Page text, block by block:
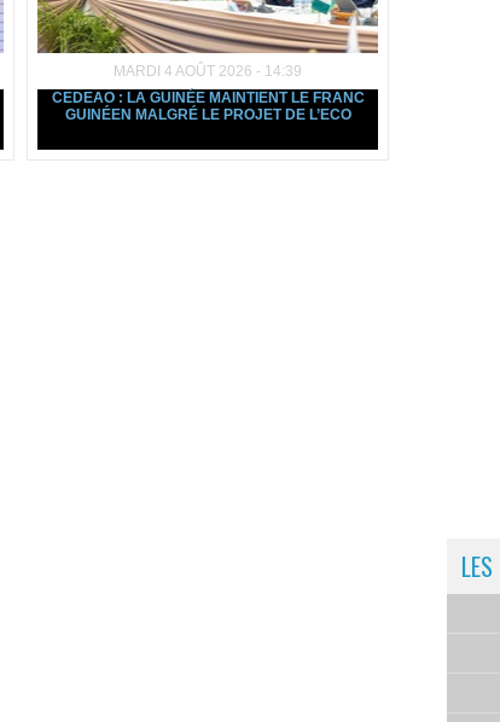
MARDI 4 AOÛT 2026 - 14:39
CEDEAO : LA GUINÉE MAINTIENT LE FRANC
GUINÉEN MALGRÉ LE PROJET DE L’ECO